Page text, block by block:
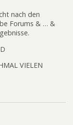
nach den
Forums & … &
VIELEN